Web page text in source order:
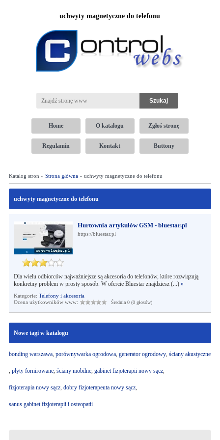
uchwyty magnetyczne do telefonu
Home O katalogu Zgłoś stronę
Regulamin Kontakt Buttony
Katalog stron » Strona główna» uchwyty magnetyczne do telefonu
uchwyty magnetyczne do telefonu
Hurtownia artykułów GSM - bluestar.pl
https://bluestar.pl
Dla wielu odbiorców najważniejsze są akcesoria do telefonów, które rozwiązują
konkretny problem w prosty sposób. W ofercie Bluestar znajdziesz (...) »
Kategorie: Telefony i akcesoria
Ocena użytkowników www:
Średnia 0 (0 głosów)
Nowe tagi w katalogu
bonding warszawa, porównywarka ogrodowa, generator ogrodowy, ściany akustyczne
, płyty fornirowane, ściany mobilne, gabinet fizjoterapii nowy sącz,
fizjoterapia nowy sącz, dobry fizjoterapeuta nowy sącz,
sanus gabinet fizjoterapii i osteopatii